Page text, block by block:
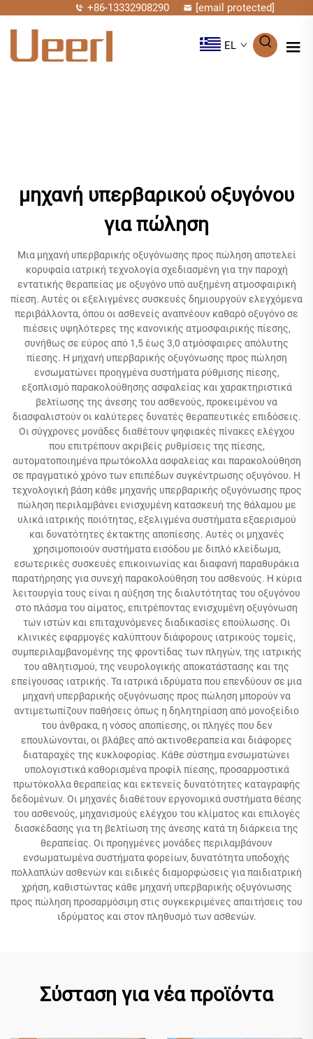
+86-13332908290 [email protected]
EL
μηχανή υπερβαρικού οξυγόνου
για πώληση
Μια μηχανή υπερβαρικής οξυγόνωσης προς πώληση αποτελεί
κορυφαία ιατρική τεχνολογία σχεδιασμένη για την παροχή
εντατικής θεραπείας με οξυγόνο υπό αυξημένη ατμοσφαιρική
πίεση. Αυτές οι εξελιγμένες συσκευές δημιουργούν ελεγχόμενα
περιβάλλοντα, όπου οι ασθενείς αναπνέουν καθαρό οξυγόνο σε
πιέσεις υψηλότερες της κανονικής ατμοσφαιρικής πίεσης,
συνήθως σε εύρος από 1,5 έως 3,0 ατμόσφαιρες απόλυτης
πίεσης. Η μηχανή υπερβαρικής οξυγόνωσης προς πώληση
ενσωματώνει προηγμένα συστήματα ρύθμισης πίεσης,
εξοπλισμό παρακολούθησης ασφαλείας και χαρακτηριστικά
βελτίωσης της άνεσης του ασθενούς, προκειμένου να
διασφαλιστούν οι καλύτερες δυνατές θεραπευτικές επιδόσεις.
Οι σύγχρονες μονάδες διαθέτουν ψηφιακές πίνακες ελέγχου
που επιτρέπουν ακριβείς ρυθμίσεις της πίεσης,
αυτοματοποιημένα πρωτόκολλα ασφαλείας και παρακολούθηση
σε πραγματικό χρόνο των επιπέδων συγκέντρωσης οξυγόνου. Η
τεχνολογική βάση κάθε μηχανής υπερβαρικής οξυγόνωσης προς
πώληση περιλαμβάνει ενισχυμένη κατασκευή της θάλαμου με
υλικά ιατρικής ποιότητας, εξελιγμένα συστήματα εξαερισμού
και δυνατότητες έκτακτης αποπίεσης. Αυτές οι μηχανές
χρησιμοποιούν συστήματα εισόδου με διπλό κλείδωμα,
εσωτερικές συσκευές επικοινωνίας και διαφανή παραθυράκια
παρατήρησης για συνεχή παρακολούθηση του ασθενούς. Η κύρια
λειτουργία τους είναι η αύξηση της διαλυτότητας του οξυγόνου
στο πλάσμα του αίματος, επιτρέποντας ενισχυμένη οξυγόνωση
των ιστών και επιταχυνόμενες διαδικασίες επούλωσης. Οι
κλινικές εφαρμογές καλύπτουν διάφορους ιατρικούς τομείς,
συμπεριλαμβανομένης της φροντίδας των πληγών, της ιατρικής
του αθλητισμού, της νευρολογικής αποκατάστασης και της
επείγουσας ιατρικής. Τα ιατρικά ιδρύματα που επενδύουν σε μια
μηχανή υπερβαρικής οξυγόνωσης προς πώληση μπορούν να
αντιμετωπίζουν παθήσεις όπως η δηλητηρίαση από μονοξείδιο
του άνθρακα, η νόσος αποπίεσης, οι πληγές που δεν
επουλώνονται, οι βλάβες από ακτινοθεραπεία και διάφορες
διαταραχές της κυκλοφορίας. Κάθε σύστημα ενσωματώνει
υπολογιστικά καθορισμένα προφίλ πίεσης, προσαρμοστικά
πρωτόκολλα θεραπείας και εκτενείς δυνατότητες καταγραφής
δεδομένων. Οι μηχανές διαθέτουν εργονομικά συστήματα θέσης
του ασθενούς, μηχανισμούς ελέγχου του κλίματος και επιλογές
διασκέδασης για τη βελτίωση της άνεσης κατά τη διάρκεια της
θεραπείας. Οι προηγμένες μονάδες περιλαμβάνουν
ενσωματωμένα συστήματα φορείων, δυνατότητα υποδοχής
πολλαπλών ασθενών και ειδικές διαμορφώσεις για παιδιατρική
χρήση, καθιστώντας κάθε μηχανή υπερβαρικής οξυγόνωσης
προς πώληση προσαρμόσιμη στις συγκεκριμένες απαιτήσεις του
ιδρύματος και στον πληθυσμό των ασθενών.
Σύσταση για νέα προϊόντα